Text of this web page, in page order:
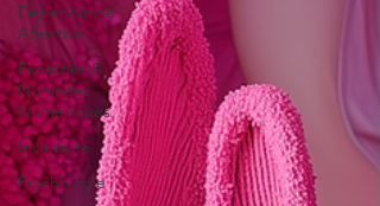
Dépendance
Affective
Expatriés &
Nomades
Numériques
Inclusivité
Psychologie